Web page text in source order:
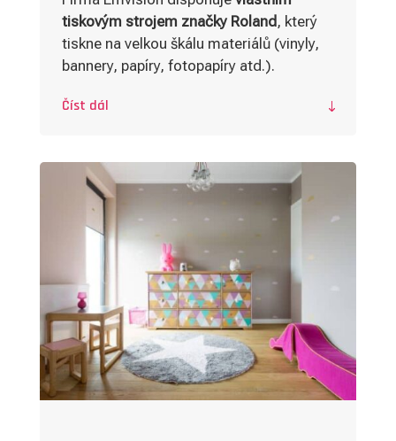
tiskovým strojem značky Roland , který
tiskne na velkou škálu materiálů (vinyly,
bannery, papíry, fotopapíry atd.).
Číst dál
